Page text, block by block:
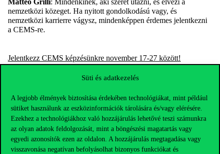
Süti és adatkezelés
A legjobb élmények biztosítása érdekében technológiákat, mint például
sütiket használunk az eszközinformációk tárolására és/vagy elérésére.
Ezekhez a technológiákhoz való hozzájárulás lehetővé teszi számunkra
az olyan adatok feldolgozását, mint a böngészési magatartás vagy
egyedi azonosítók ezen az oldalon. A hozzájárulás megtagadása vagy
visszavonása negatívan befolyásolhat bizonyos funkciókat és
Matteo Grilli: Mindenkinek, aki szeret utazni, és élvezi a
nemzetközi közeget. Ha nyitott gondolkodású vagy, és
nemzetközi karrierre vágysz, mindenképpen érdemes jelentkezni
a CEMS-re.
Jelentkezz CEMS képzésünkre november 17-27 között!